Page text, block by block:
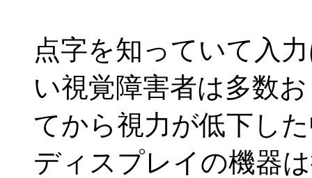
点字を知っていて入
い視覚障害者は多数
てから視力が低下し
ディスプレイの機器